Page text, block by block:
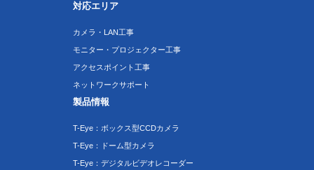
対応エリア
カメラ・LAN工事
モニター・プロジェクター工事
アクセスポイント工事
ネットワークサポート
製品情報
T-Eye：ボックス型CCDカメラ
T-Eye：ドーム型カメラ
T-Eye：デジタルビデオレコーダー